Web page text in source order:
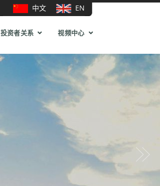
中文 EN
投资者关系 视频中心
Next